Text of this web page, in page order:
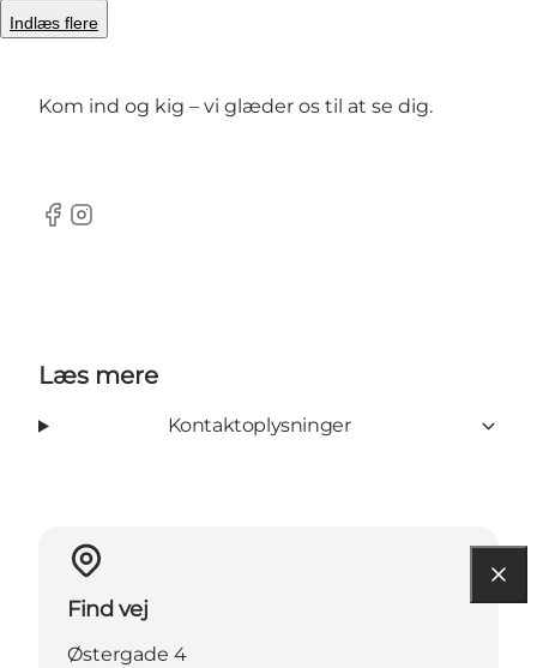
Indlæs flere
fremme, så det er bare at gå i gang med at
Kom ind og kig – vi glæder os til at se dig.
facebook
instagram
Læs mere
Kontaktoplysninger
Find vej
Østergade 4